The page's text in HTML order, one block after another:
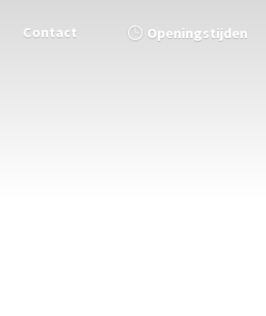
Contact Openingstijden